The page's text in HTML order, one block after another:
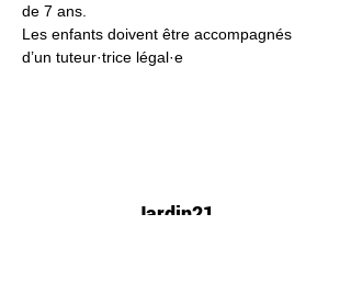
de 7 ans.
Les enfants doivent être accompagnés
d’un tuteur·trice légal·e
Jardin21